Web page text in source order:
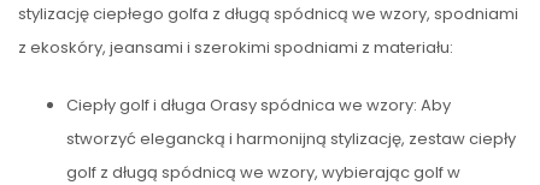
stylizację ciepłego golfa z długą spódnicą we wzory, spodniami
z ekoskóry, jeansami i szerokimi spodniami z materiału:
Ciepły golf i długa Orasy spódnica we wzory: Aby
stworzyć elegancką i harmonijną stylizację, zestaw ciepły
golf z długą spódnicą we wzory, wybierając golf w